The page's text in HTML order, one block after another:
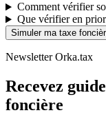
Comment vérifier
Que vérifier en
Simuler ma taxe
Newsletter Orka.tax
Recevez
foncière